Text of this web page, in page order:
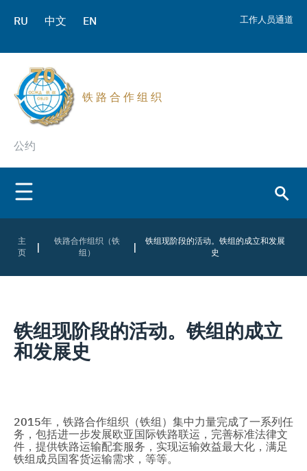
RU 中文 EN 工作人员通道
铁 路 合 作 组 织
公约
主
页
|
铁路合作组织（铁
组）
|
铁组现阶段的活动。铁组的成立和发展
史
铁组现阶段的活动。铁组的成立
和发展史
2015年，铁路合作组织（铁组）集中力量完成了一系列任
务，包括进一步发展欧亚国际铁路联运，完善标准法律文
件，提供铁路运输配套服务，实现运输效益最大化，满足
铁组成员国客货运输需求，等等。